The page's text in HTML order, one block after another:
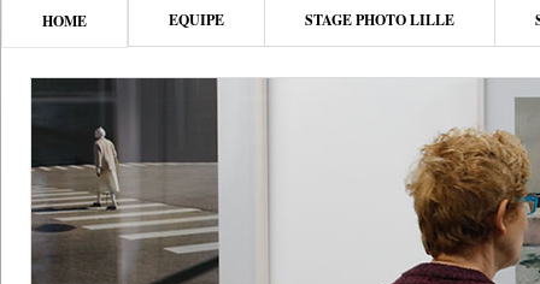
HOME EQUIPE STAGE PHOTO LILLE